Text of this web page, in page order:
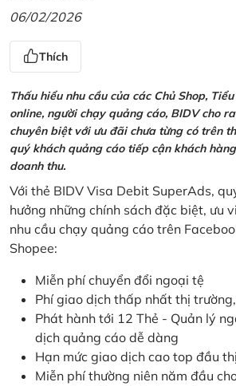
06/02/2026
Thích
Thấu hiểu nhu cầu của các Chủ Shop,
online, người chạy quảng cáo, BIDV cho
chuyên biệt với ưu đãi chưa từng có trên
quý khách quảng cáo tiếp cận khách
doanh thu.
Với thẻ BIDV Visa Debit SuperAds,
hưởng những chính sách đặc biệt, ưu
nhu cầu chạy quảng cáo trên
Shopee:
Miễn phí chuyển đổi ngoại tệ
Phí giao dịch thấp nhất thị
Phát hành tới 12 Thẻ - Quản lý
dịch quảng cáo dễ dàng
Hạn mức giao dịch cao top đầu
Miễn phí thường niên năm đầu